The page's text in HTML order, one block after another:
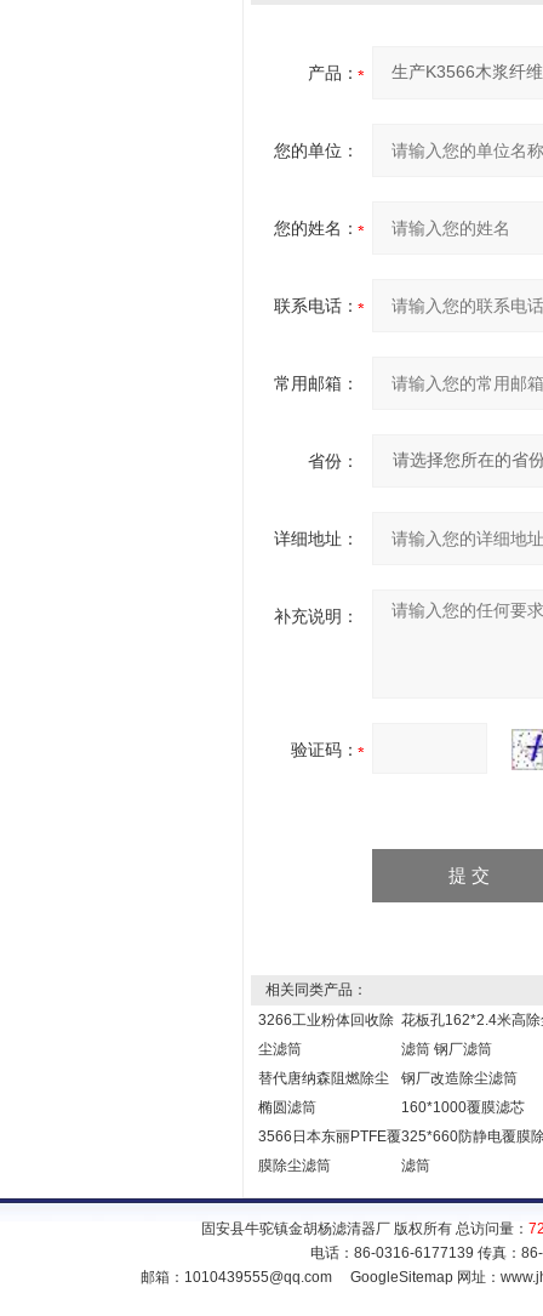
产品：
您的单位：
您的姓名：
联系电话：
常用邮箱：
省份：
详细地址：
补充说明：
验证码：
相关同类产品：
3266工业粉体回收除
尘滤筒
花板孔162*2.4米高除
滤筒 钢厂滤筒
替代唐纳森阻燃除尘
椭圆滤筒
钢厂改造除尘滤筒
160*1000覆膜滤芯
3566日本东丽PTFE覆
膜除尘滤筒
325*660防静电覆膜
滤筒
固安县牛驼镇金胡杨滤清器厂 版权所有 总访问量：
电话：86-0316-6177139 传真：
邮箱： 1010439555@qq.com GoogleSitemap网址：